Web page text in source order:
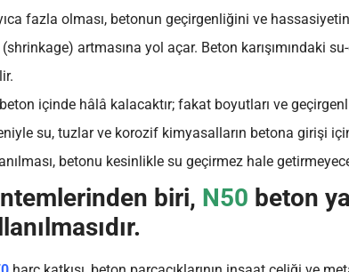
fazla olması, betonun geçirgenliğini ve hassasiyetini
artmasına yol açar. Beton karışımındaki
içinde hâlâ kalacaktır; fakat boyutları ve
su, tuzlar ve korozif kimyasalların betona girişi
betonu kesinlikle su geçirmez hale
biri, N50 beton